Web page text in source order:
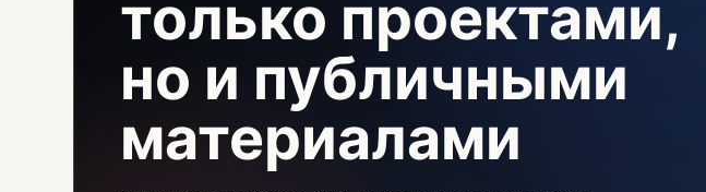
только проектами,
но и публичными
материалами